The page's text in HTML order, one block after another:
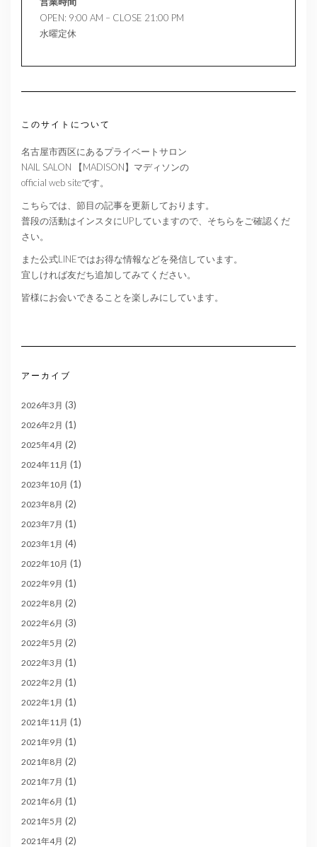
OPEN: 9:00 AM – CLOSE 21:00 PM
水曜定休
このサイトについて
名古屋市西区にあるプライベートサロン
NAIL SALON 【MADISON】マディソンの
official web siteです。
こちらでは、節目の記事を更新しております。
普段の活動はインスタにUPしていますので、そちらをご確認くだ
さい。
また公式LINEではお得な情報などを発信しています。
宜しければ友だち追加してみてください。
皆様にお会いできることを楽しみにしています。
アーカイブ
2026年3月 (3)
2026年2月 (1)
2025年4月 (2)
2024年11月 (1)
2023年10月 (1)
2023年8月 (2)
2023年7月 (1)
2023年1月 (4)
2022年10月 (1)
2022年9月 (1)
2022年8月 (2)
2022年6月 (3)
2022年5月 (2)
2022年3月 (1)
2022年2月 (1)
2022年1月 (1)
2021年11月 (1)
2021年9月 (1)
2021年8月 (2)
2021年7月 (1)
2021年6月 (1)
2021年5月 (2)
2021年4月 (2)